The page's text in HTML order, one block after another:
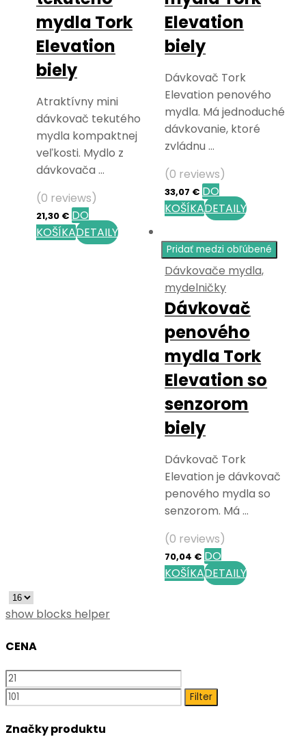
mydla Tork
Elevation
biely
Atraktívny mini
dávkovač tekutého
mydla kompaktnej
veľkosti. Mydlo z
dávkovača …
(0 reviews)
21,30 € DO
KOŠÍKADETAILY
Elevation
biely
Dávkovač Tork
Elevation penového
mydla. Má jednoduché
dávkovanie, ktoré
zvládnu …
(0 reviews)
33,07 € DO
KOŠÍKADETAILY
Pridať medzi obľúbené
Dávkovače mydla,
mydelničky
Dávkovač
penového
mydla Tork
Elevation so
senzorom
biely
Dávkovač Tork
Elevation je dávkovač
penového mydla so
senzorom. Má …
(0 reviews)
70,04 € DO
KOŠÍKADETAILY
show blocks helper
CENA
Filter
Značky produktu